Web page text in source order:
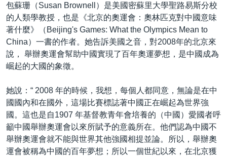
包蘇珊（Susan Brownell）是美國密蘇里大學聖路易斯分校
的人類學教授，也是《北京的奧運會：奧林匹克對中國意味
著什麼》（Beijing's Games: What the Olympics Mean to
China）一書的作者。她告訴美國之音，對2008年的北京來
說， 舉辦奧運會幫助中國實現了百年奧運夢想，是中國成為
崛起的大國的象徵。
她說：“ 2008 年的時候，我想，每個人都同意，無論是在中
國國內和在國外，這場比賽標誌著中國正在崛起為世界強
國。這也是自1907 年基督教青年會培養的（中國）愛國者呼
籲中國舉辦奧運會以來所賦予的意義所在。他們認為中國不
舉辦奧運會就不能與世界其他強國相提並論。所以，舉辦奧
運會被稱為中國的百年夢想；所以一個世紀以來，在北京獲